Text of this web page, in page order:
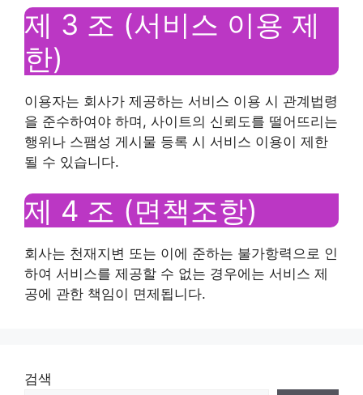
제 3 조 (서비스 이용 제
한)
이용자는 회사가 제공하는 서비스 이용 시 관계법령
을 준수하여야 하며, 사이트의 신뢰도를 떨어뜨리는
행위나 스팸성 게시물 등록 시 서비스 이용이 제한
될 수 있습니다.
제 4 조 (면책조항)
회사는 천재지변 또는 이에 준하는 불가항력으로 인
하여 서비스를 제공할 수 없는 경우에는 서비스 제
공에 관한 책임이 면제됩니다.
검색